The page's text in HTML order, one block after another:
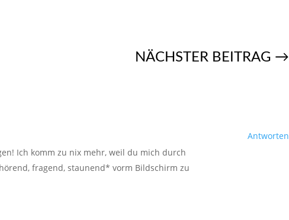
NÄCHSTER BEITRAG →
Ich komm zu nix mehr, weil du mich durch
fragend, staunend* vorm Bildschirm zu
Antworten